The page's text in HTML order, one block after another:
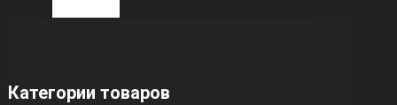
Категории товаров